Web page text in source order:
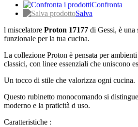
Confronta
Salva
l miscelatore Proton 17177 di Gessi, è una
funzionale per la tua cucina.
La collezione Proton è pensata per
classici, con linee essenziali che uniscono
Un tocco di stile che valorizza ogni cucina.
Questo rubinetto monocomando si
moderno e la praticità d uso.
Caratteristiche :